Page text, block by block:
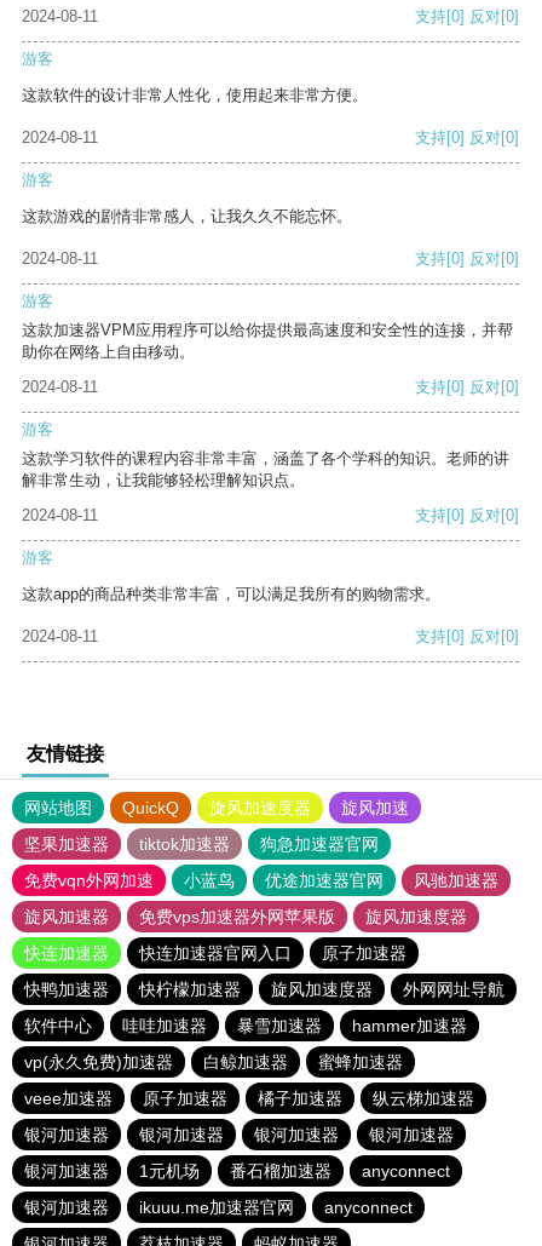
2024-08-11 支持[0] 反对[0]
游客
这款软件的设计非常人性化，使用起来非常方便。
2024-08-11 支持[0] 反对[0]
游客
这款游戏的剧情非常感人，让我久久不能忘怀。
2024-08-11 支持[0] 反对[0]
游客
这款加速器VPM应用程序可以给你提供最高速度和安全性的连接，并帮
助你在网络上自由移动。
2024-08-11
支持[0] 反对[0]
游客
这款学习软件的课程内容非常丰富，涵盖了各个学科的知识。老师的讲
解非常生动，让我能够轻松理解知识点。
2024-08-11
支持[0] 反对[0]
游客
这款app的商品种类非常丰富，可以满足我所有的购物需求。
2024-08-11 支持[0] 反对[0]
友情链接
网站地图 QuickQ 旋风加速度器
旋风加速
坚果加速器
tiktok加速器
狗急加速器官网
免费vqn外网加速
小蓝鸟 优途加速器官网
风驰加速器
旋风加速器
免费vps加速器外网苹果版
旋风加速度器
快连加速器
快连加速器官网入口
原子加速器
快鸭加速器
快柠檬加速器 旋风加速度器
外网网址导航
软件中心
哇哇加速器 暴雪加速器
hammer加速器
vp(永久免费)加速器
白鲸加速器
蜜蜂加速器
veee加速器
原子加速器 橘子加速器
纵云梯加速器
银河加速器
银河加速器 银河加速器
银河加速器
银河加速器
1元机场 番石榴加速器
anyconnect
银河加速器
ikuuu.me加速器官网
anyconnect